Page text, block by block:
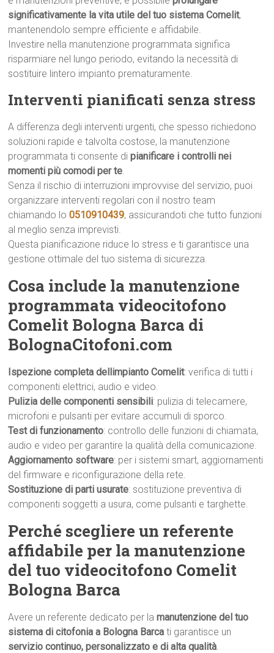
significativamente la vita utile del tuo sistema Comelit,
mantenendolo sempre efficiente e affidabile.
Investire nella manutenzione programmata significa
risparmiare nel lungo periodo, evitando la necessità di
sostituire lintero impianto prematuramente.
Interventi pianificati senza stress
A differenza degli interventi urgenti, che spesso richiedono
soluzioni rapide e talvolta costose, la manutenzione
programmata ti consente dipianificare i controlli nei
momenti più comodi per te.
Senza il rischio di interruzioni improvvise del servizio, puoi
organizzare interventi regolari con il nostro team
chiamando lo0510910439, assicurandoti che tutto funzioni
al meglio senza imprevisti.
Questa pianificazione riduce lo stress e ti garantisce una
gestione ottimale del tuo sistema di sicurezza.
Cosa include la manutenzione
programmata videocitofono
Comelit Bologna Barca di
BolognaCitofoni.com
Ispezione completa dellimpianto Comelit: verifica di tutti i
componenti elettrici, audio e video.
Pulizia delle componenti sensibili: pulizia di telecamere,
microfoni e pulsanti per evitare accumuli di sporco.
Test di funzionamento: controllo delle funzioni di chiamata,
audio e video per garantire la qualità della comunicazione.
Aggiornamento software: per i sistemi smart, aggiornamenti
del firmware e riconfigurazione della rete.
Sostituzione di parti usurate: sostituzione preventiva di
componenti soggetti a usura, come pulsanti e targhette.
Perché scegliere un referente
affidabile per la manutenzione
del tuo videocitofono Comelit
Bologna Barca
Avere un referente dedicato per lamanutenzione del tuo
sistema di citofonia a Bologna Barca ti garantisce un
servizio continuo, personalizzato e di alta qualità.